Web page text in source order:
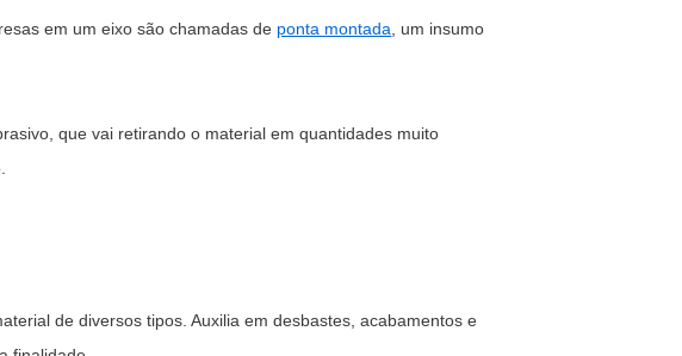
em um eixo são chamadas de ponta montada , um insumo
que vai retirando o material em quantidades muito
de diversos tipos. Auxilia em desbastes, acabamentos e